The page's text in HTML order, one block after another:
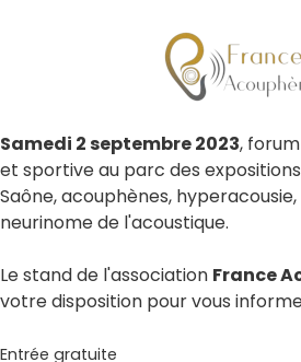
Samedi 2 septembre 2023,
et sportive au parc des
Saône, acouphènes,
neurinome de l'acoustique.
Le stand de l'association France
votre disposition pour vous
Entrée gratuite